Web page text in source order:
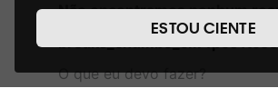
de cookies, informaremos quais cookies
suas funções. A forma como processamos
nosso Aviso de Privacidade. Quando você
ESTOU CIENTE
Não encontramos nenhum
camiseta-masculina-
O que eu devo fazer?